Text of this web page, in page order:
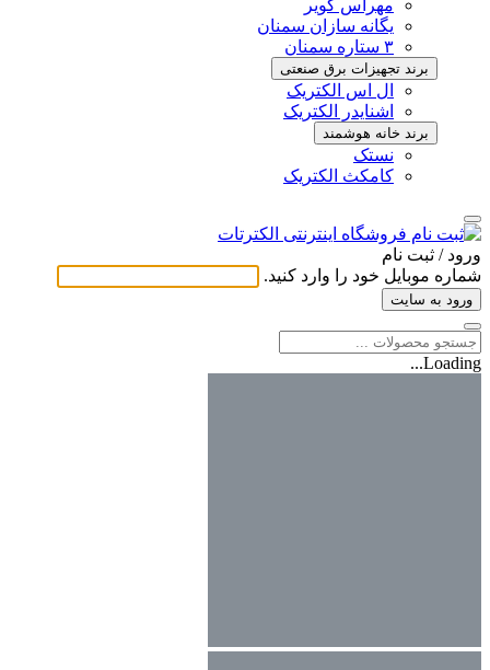
مهراس کویر
یگانه سازان سمنان
۳ ستاره سمنان
برند تجهیزات برق صنعتی
ال اس الکتریک
اشنایدر الکتریک
برند خانه هوشمند
نستک
کامکث الکتریک
ورود / ثبت ‌نام
شماره موبایل خود را وارد کنید.
ورود به سایت
Loading...